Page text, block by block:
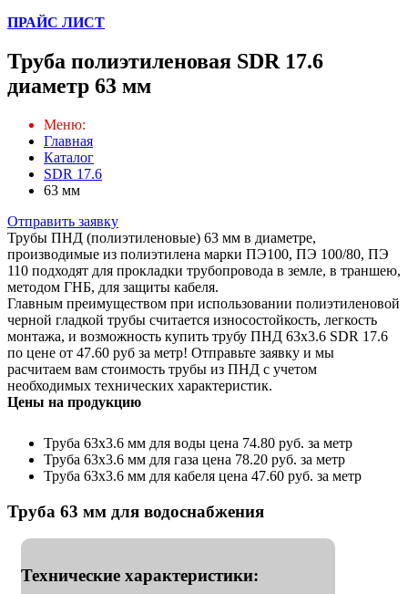
ПРАЙС ЛИСТ
Труба полиэтиленовая SDR 17.6
диаметр 63 мм
Меню:
Главная
Каталог
SDR 17.6
63 мм
Отправить заявку
Трубы ПНД (полиэтиленовые) 63 мм в диаметре,
производимые из полиэтилена марки ПЭ100, ПЭ 100/80, ПЭ
110 подходят для прокладки трубопровода в земле, в траншею,
методом ГНБ, для защиты кабеля.
Главным преимуществом при использовании полиэтиленовой
черной гладкой трубы считается износостойкость, легкость
монтажа, и возможность купить трубу ПНД 63х3.6 SDR 17.6
по цене от 47.60 руб за метр! Отправьте заявку и мы
расчитаем вам стоимость трубы из ПНД с учетом
необходимых технических характеристик.
Цены на продукцию
Труба 63х3.6 мм для воды цена 74.80 руб. за метр
Труба 63х3.6 мм для газа цена 78.20 руб. за метр
Труба 63х3.6 мм для кабеля цена 47.60 руб. за метр
Труба 63 мм для водоснабжения
Технические характеристики: